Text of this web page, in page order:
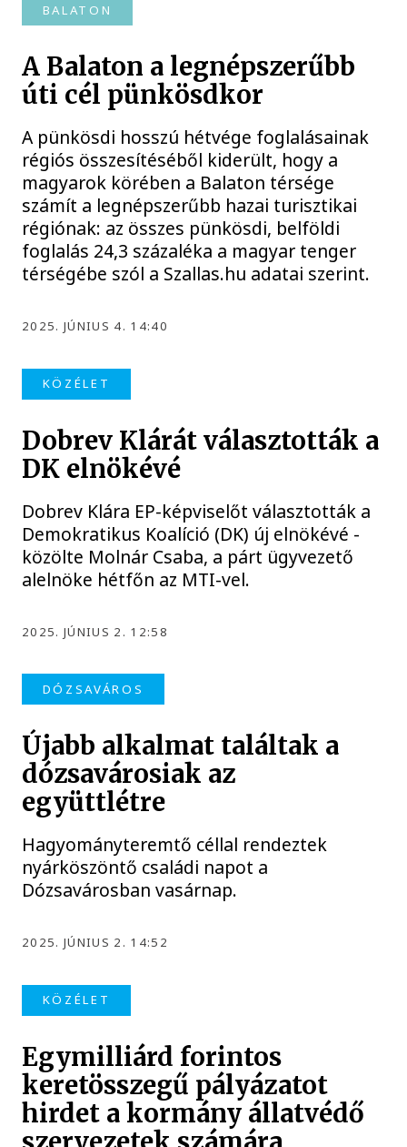
BALATON
A Balaton a legnépszerűbb
úti cél pünkösdkor
A pünkösdi hosszú hétvége foglalásainak
régiós összesítéséből kiderült, hogy a
magyarok körében a Balaton térsége
számít a legnépszerűbb hazai turisztikai
régiónak: az összes pünkösdi, belföldi
foglalás 24,3 százaléka a magyar tenger
térségébe szól a Szallas.hu adatai szerint.
2025. JÚNIUS 4. 14:40
KÖZÉLET
Dobrev Klárát választották a
DK elnökévé
Dobrev Klára EP-képviselőt választották a
Demokratikus Koalíció (DK) új elnökévé -
közölte Molnár Csaba, a párt ügyvezető
alelnöke hétfőn az MTI-vel.
2025. JÚNIUS 2. 12:58
DÓZSAVÁROS
Újabb alkalmat találtak a
dózsavárosiak az
együttlétre
Hagyományteremtő céllal rendeztek
nyárköszöntő családi napot a
Dózsavárosban vasárnap.
2025. JÚNIUS 2. 14:52
KÖZÉLET
Egymilliárd forintos
keretösszegű pályázatot
hirdet a kormány állatvédő